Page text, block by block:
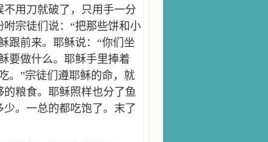
用刀就破了，只用手一分
宗徒们说：“把那些饼和小
跟前来。耶稣说：“你们坐
要做什么。耶稣手里捧着
。”宗徒们遵耶稣的命，就
粮食。耶稣照样也分了鱼
。一总的都吃饱了。末了